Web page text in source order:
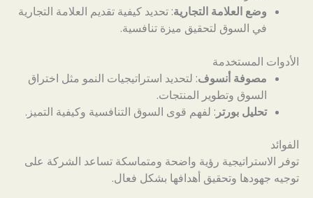
وضع العلامة التجارية: تحديد كيفية تقديم العلامة التجارية
في السوق لتحقيق ميزة تنافسية.
الأدوات المستخدمة
مصوفة أنسوف: لتحديد استراتيجيات النمو مثل اختراق
السوق وتطوير المنتجات.
تحليل بورتر : لفهم قوى السوق التنافسية وكيفية التميز.
الفوائد
توفر الاستراتيجية رؤية واضحة ومتماسكة تساعد الشركة على
توجيه جهودها وتحقيق أهدافها بشكل فعال.